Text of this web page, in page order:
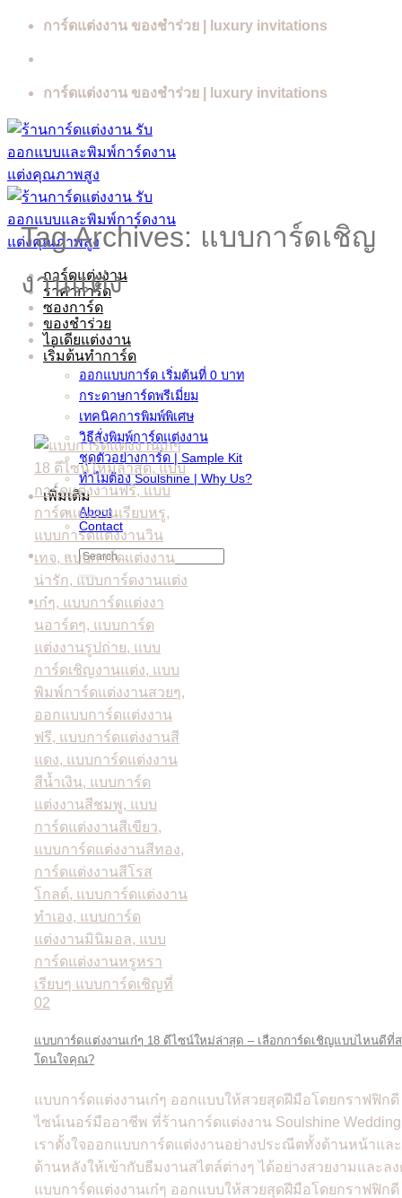
Skip
การ์ดแต่งงาน ของชำร่วย | luxury invitations
การ์ดแต่งงาน ของชำร่วย | luxury invitations
การ์ดแต่งงาน
ราคาการ์ด
ซองการ์ด
ของชำร่วย
ไอเดียแต่งงาน
เริ่มต้นทำการ์ด
ออกแบบการ์ด เริ่มต้นที่ 0 บาท
กระดาษการ์ดพรีเมี่ยม
เทคนิคการพิมพ์พิเศษ
วิธีสั่งพิมพ์การ์ดแต่งงาน
ชุดตัวอย่างการ์ด | Sample Kit
ทำไมต้อง Soulshine | Why Us?
เพิ่มเติม
About
Contact
Search
for:
Tag Archives: แบบการ์ดเชิญ
งานแต่ง
แบบการ์ดแต่งงานเก๋ๆ 18 ดีไซน์ใหม่ล่าสุด – เลือกการ์ดเชิญแบบไหนดีที่
โดนใจคุณ?
แบบการ์ดแต่งงานเก๋ๆ ออกแบบให้สวยสุดฝีมือโดยกราฟฟิกดี
ไซน์เนอร์มืออาชีพ ที่ร้านการ์ดแต่งงาน Soulshine Wedding
เราตั้งใจออกแบบการ์ดแต่งงานอย่างประณีตทั้งด้านหน้าและ
ด้านหลังให้เข้ากับธีมงานสไตล์ต่างๆ ได้อย่างสวยงามและล
แบบการ์ดแต่งงานเก๋ๆ ออกแบบให้สวยสุดฝีมือโดยกราฟฟิกดี